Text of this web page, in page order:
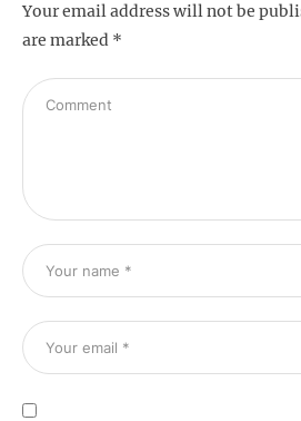
Your email address will not be
are marked *